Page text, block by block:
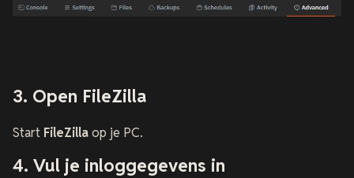
3. Open FileZilla
Start FileZillaop je PC.
4. Vul je inloggegevens in